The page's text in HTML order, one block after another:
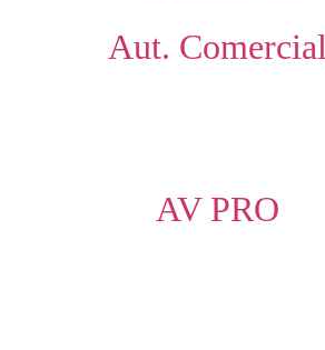
Aut. Comercial
AV PRO